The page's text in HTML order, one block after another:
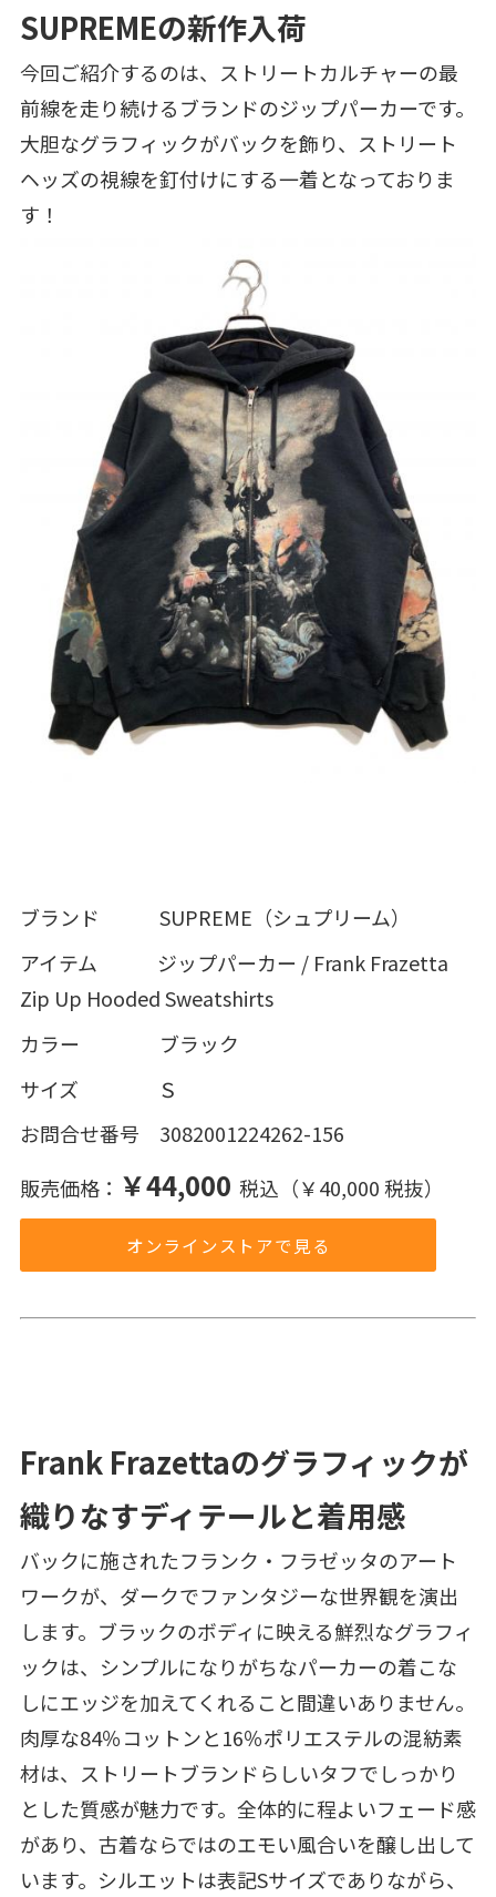
SUPREMEの新作入荷
今回ご紹介するのは、ストリートカルチャーの最
前線を走り続けるブランドのジップパーカーです。
大胆なグラフィックがバックを飾り、ストリート
ヘッズの視線を釘付けにする一着となっておりま
す！
ブランド SUPREME（シュプリーム）
アイテム ジップパーカー / Frank Frazetta
Zip Up Hooded Sweatshirts
カラー ブラック
サイズ Ｓ
お問合せ番号 3082001224262-156
販売価格： ￥44,000 税込（￥40,000 税抜）
オンラインストアで見る
Frank Frazettaのグラフィックが
織りなすディテールと着用感
バックに施されたフランク・フラゼッタのアート
ワークが、ダークでファンタジーな世界観を演出
します。ブラックのボディに映える鮮烈なグラフィ
ックは、シンプルになりがちなパーカーの着こな
しにエッジを加えてくれること間違いありません。
肉厚な84％コットンと16％ポリエステルの混紡素
材は、ストリートブランドらしいタフでしっかり
とした質感が魅力です。全体的に程よいフェード感
があり、古着ならではのエモい風合いを醸し出して
います。シルエットは表記Sサイズでありながら、